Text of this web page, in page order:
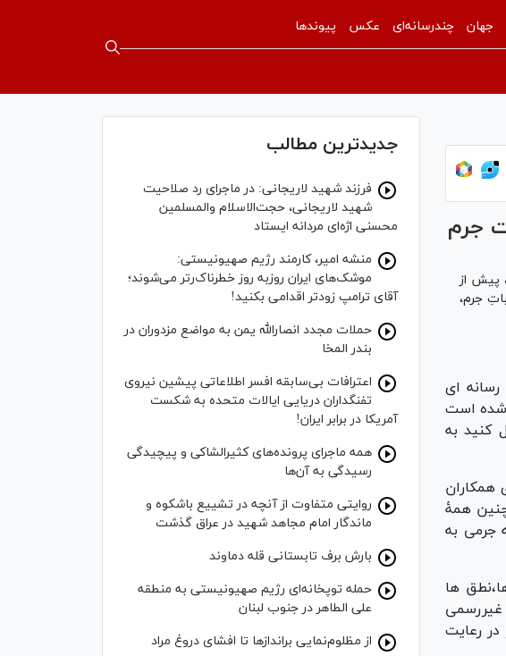
جهان چندرسانه‌ای عکس پیوندها
جرم
پیش از
جرم،
ای
شده است
کنید به
همکاران
همۀ
جرمی به
ها
غیررسمی
در رعایت
جدیدترین مطالب
فرزند شهید لاریجانی: در ماجرای رد صلاحیت
شهید لاریجانی، حجت‌الاسلام والمسلمین
محسنی اژه‌ای مردانه ایستاد
منشه امیر، کارمند رژیم صهیونیستی:
موشک‌های ایران روزبه روز خطرناک‌رتر می‌شوند؛
آقای ترامپ زودتر اقدامی بکنید!
حملات مجدد انصارالله یمن به مواضع مزدوران در
بندر المخا
اعترافات بی‌سابقه افسر اطلاعاتی پیشین نیروی
تفنگداران دریایی ایالات متحده به شکست
آمریکا در برابر ایران!
همه ماجرای پرونده‌های کثیرالشاکی و پیچیدگی
رسیدگی به آن‌ها
روایتی متفاوت از آنچه در تشییع باشکوه و
ماندگار امام مجاهد شهید در عراق گذشت
بارش برف تابستانی قله دماوند
حمله توپخانه‌ای رژیم صهیونیستی به منطقه
علی الطاهر در جنوب لبنان
از مظلوم‌نمایی برانداز‌ها تا افشای دروغ مراد